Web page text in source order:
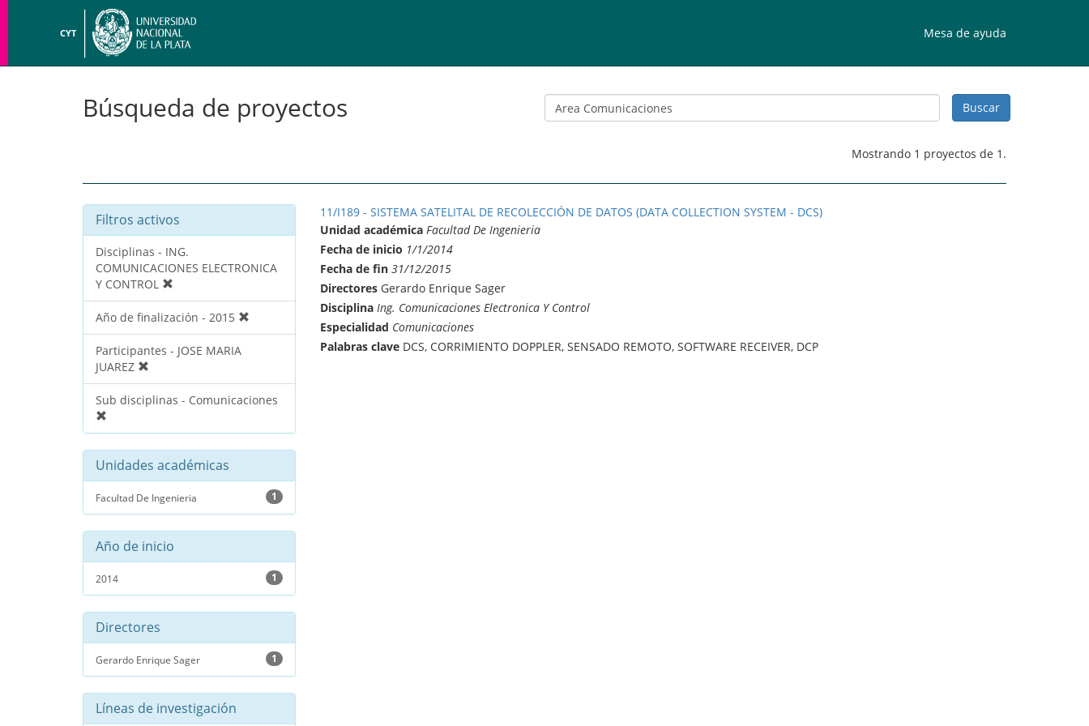
CYT Mesa de ayuda
Búsqueda de proyectos
Mostrando 1 proyectos de 1.
Filtros activos
Disciplinas - ING.
COMUNICACIONES ELECTRONICA
Y CONTROL
Año de finalización - 2015
Participantes - JOSE MARIA
JUAREZ
Sub disciplinas - Comunicaciones
Unidades académicas
Facultad De Ingenieria 1
Año de inicio
2014 1
Directores
Gerardo Enrique Sager 1
Líneas de investigación
11/I189 - SISTEMA SATELITAL DE RECOLECCIÓN DE DATOS (DATA COLLECTION SYSTEM - DCS)
Unidad académica Facultad De Ingenieria
Fecha de inicio 1/1/2014
Fecha de fin 31/12/2015
DirectoresGerardo Enrique Sager
Disciplina Ing. Comunicaciones Electronica Y Control
Especialidad Comunicaciones
Palabras claveDCS, CORRIMIENTO DOPPLER, SENSADO REMOTO, SOFTWARE RECEIVER, DCP